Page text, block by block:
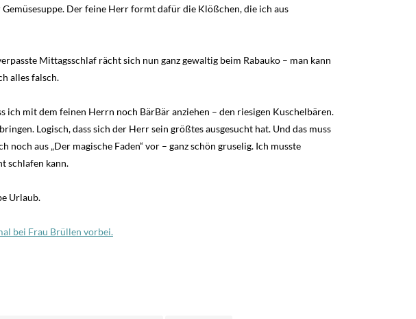
Der feine Herr formt dafür die Klößchen, die ich aus
Mittagsschlaf rächt sich nun ganz gewaltig beim Rabauko – man kann
alles falsch.
ich mit dem feinen Herrn noch BärBär anziehen – den riesigen Kuschelbären.
Logisch, dass sich der Herr sein größtes ausgesucht hat. Und das muss
aus „Der magische Faden“ vor – ganz schön gruselig. Ich musste
schlafen kann.
Urlaub.
bei Frau Brüllen vorbei.